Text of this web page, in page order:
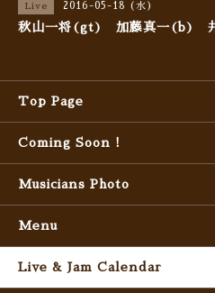
Live 2016-05-18 (水)
秋山一将(gt) 加藤真一(b)
Top Page
Coming Soon !
Musicians Photo
Menu
Live & Jam Calendar